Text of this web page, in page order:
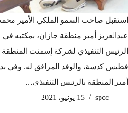
استقبل صاحب السمو الملكي الأمير
عبدالعزيز أمير منطقة جازان، بمكتبه في
الرئيس التنفيذي لشركة إسمنت المنطقة
فطيس كدسة، والوفد المرافق له. وفي
أمير المنطقة بالرئيس التنفيذي…
spcc
15 يونيو، 2021